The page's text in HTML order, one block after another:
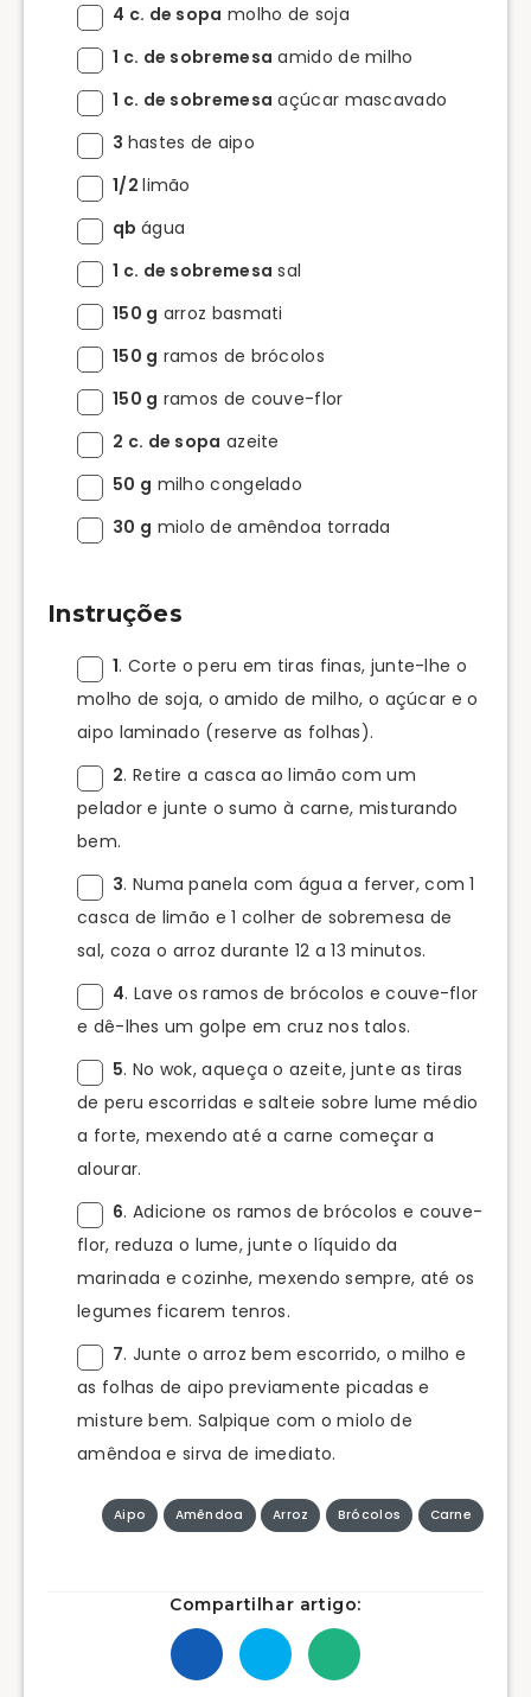
4 c. de sopa molho de soja
1 c. de sobremesa amido de milho
1 c. de sobremesa açúcar mascavado
3 hastes de aipo
1/2limão
qb água
1 c. de sobremesa sal
150 g arroz basmati
150 g ramos de brócolos
150 g ramos de couve-flor
2 c. de sopa azeite
50 g milho congelado
30 g miolo de amêndoa torrada
Instruções
1. Corte o peru em tiras finas, junte-lhe o
molho de soja, o amido de milho, o açúcar e o
aipo laminado (reserve as folhas).
2. Retire a casca ao limão com um
pelador e junte o sumo à carne, misturando
bem.
3. Numa panela com água a ferver, com 1
casca de limão e 1 colher de sobremesa de
sal, coza o arroz durante 12 a 13 minutos.
4. Lave os ramos de brócolos e couve-flor
e dê-lhes um golpe em cruz nos talos.
5. No wok, aqueça o azeite, junte as tiras
de peru escorridas e salteie sobre lume médio
a forte, mexendo até a carne começar a
alourar.
6. Adicione os ramos de brócolos e couve-
flor, reduza o lume, junte o líquido da
marinada e cozinhe, mexendo sempre, até os
legumes ficarem tenros.
7. Junte o arroz bem escorrido, o milho e
as folhas de aipo previamente picadas e
misture bem. Salpique com o miolo de
amêndoa e sirva de imediato.
Aipo Amêndoa Arroz Brócolos Carne
Compartilhar artigo: